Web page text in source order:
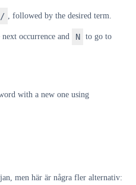
/ , followed by the desired term.
occurrence and N
to go to
with a new one using
men här är några fler alternativ: